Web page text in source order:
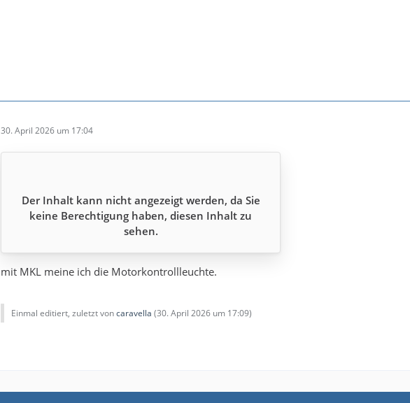
30. April 2026 um 17:04
Der Inhalt kann nicht angezeigt werden, da Sie
keine Berechtigung haben, diesen Inhalt zu
sehen.
mit MKL meine ich die Motorkontrollleuchte.
Einmal editiert, zuletzt voncaravella (30. April 2026 um 17:09)